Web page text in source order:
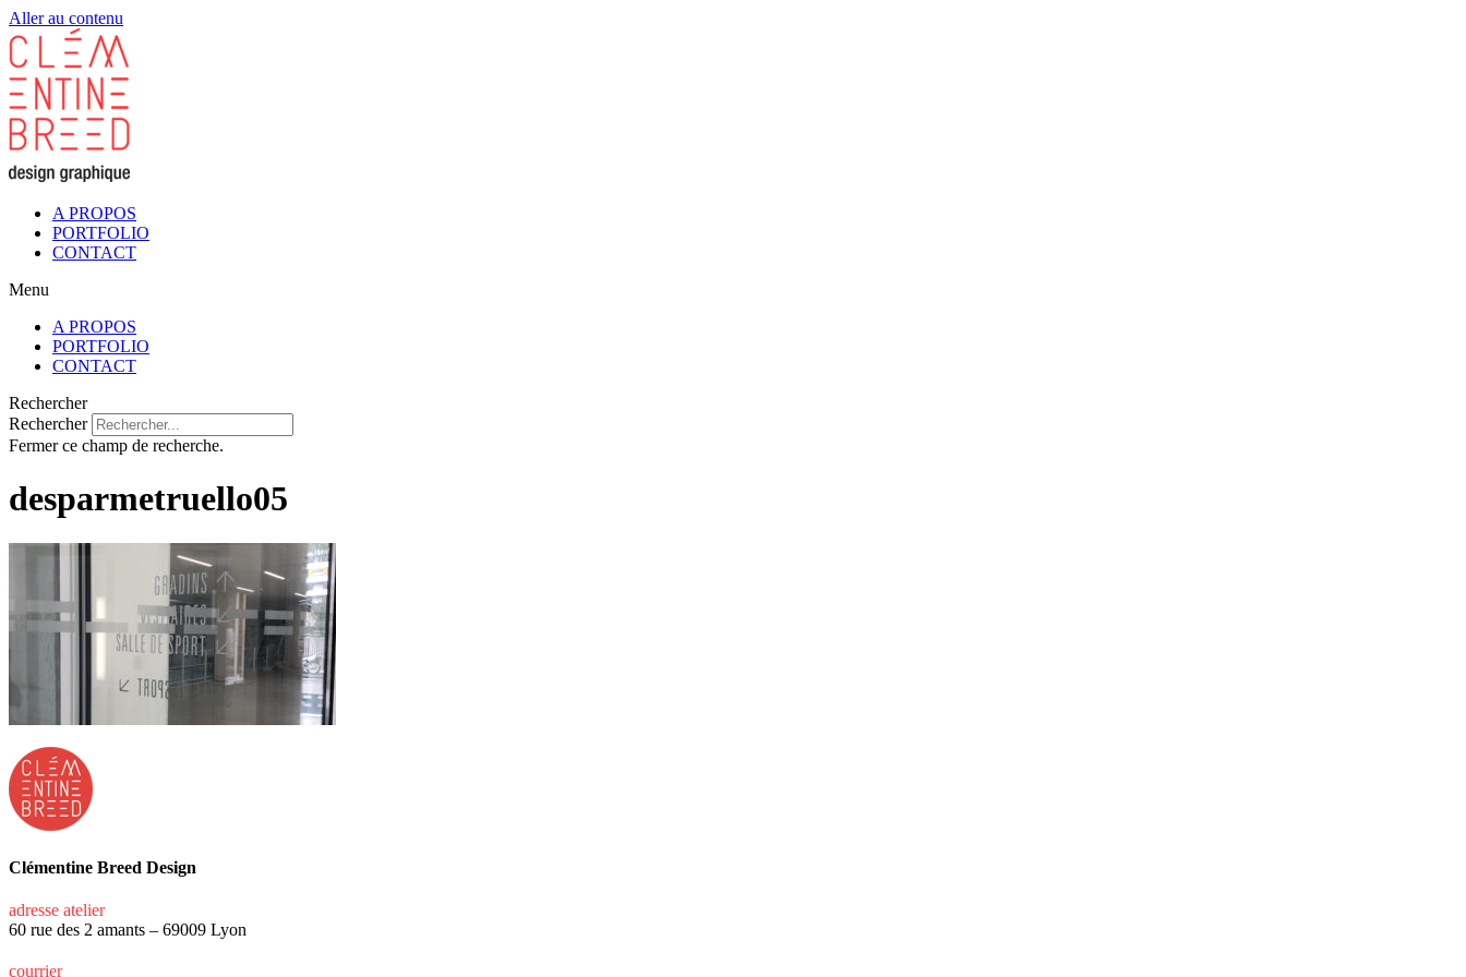
Aller au contenu
A PROPOS
PORTFOLIO
CONTACT
Menu
A PROPOS
PORTFOLIO
CONTACT
Rechercher
Rechercher
Fermer ce champ de recherche.
desparmetruello05
Clémentine Breed Design
adresse atelier
60 rue des 2 amants – 69009 Lyon
courrier